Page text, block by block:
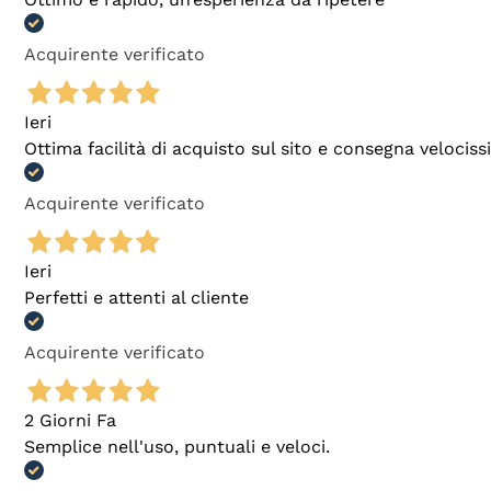
Acquirente verificato
Ieri
Ottima facilità di acquisto sul sito e consegna
Acquirente verificato
Ieri
Perfetti e attenti al cliente
Acquirente verificato
2 Giorni Fa
Semplice nell'uso, puntuali e veloci.